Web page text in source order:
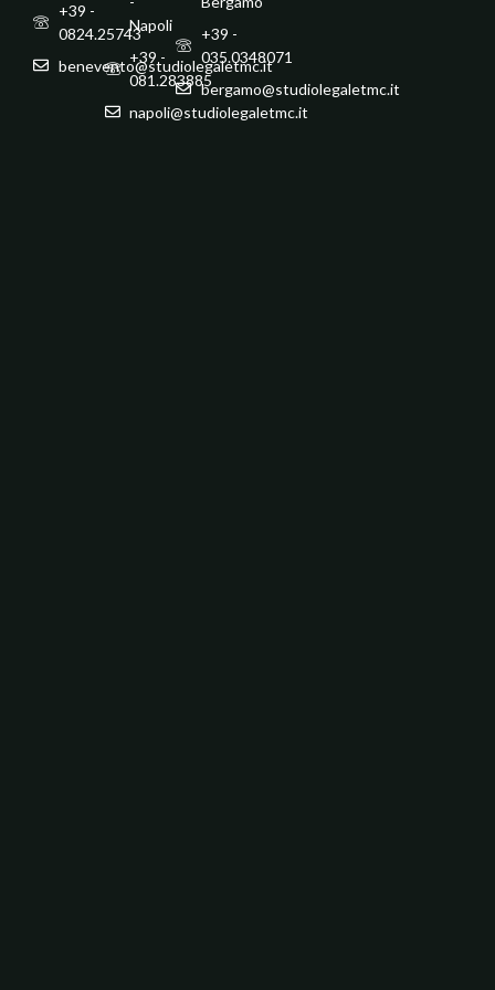
+39 -
0824.25743
benevento@studiolegaletmc.it
Napoli
+39 -
081.283885
napoli@studiolegaletmc.it
+39 -
035.0348071
bergamo@studiolegaletmc.it